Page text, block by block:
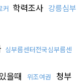
커 학력조사 강릉심부
심부름센터전국심부름센
을때 위조여권
청부